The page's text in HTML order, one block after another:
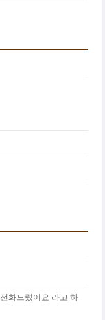
화드렸어요 라고 하